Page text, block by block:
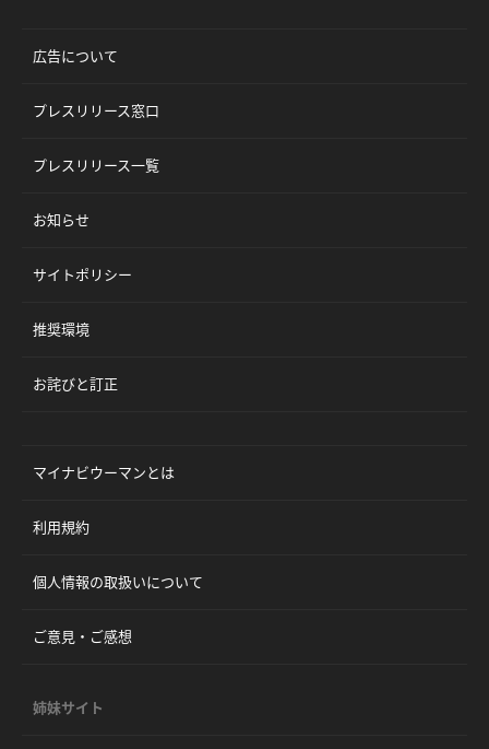
広告について
プレスリリース窓口
プレスリリース一覧
お知らせ
サイトポリシー
推奨環境
お詫びと訂正
マイナビウーマンとは
利用規約
個人情報の取扱いについて
ご意見・ご感想
姉妹サイト